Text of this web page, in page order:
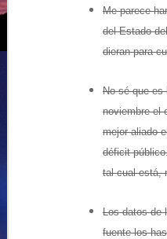
Me parece
del Estado
dieran para
No sé que es
noviembre el
mejor aliado
déficit
tal cual está,
Los datos de
fuente los